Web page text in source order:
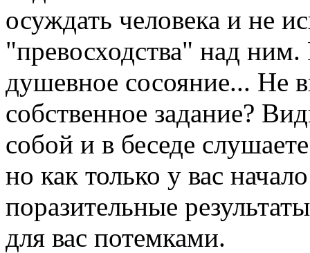
осуждать человека и не
"превосходства" над ним.
душевное сосояние... Не
собственное задание?
собой и в беседе
но как только у вас
поразительные
для вас потемками.